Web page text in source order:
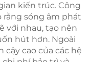
kiến trúc. Công
sóng âm phát
với nhau, tạo nên
hút hơn. Ngoài
cậy cao của các hệ